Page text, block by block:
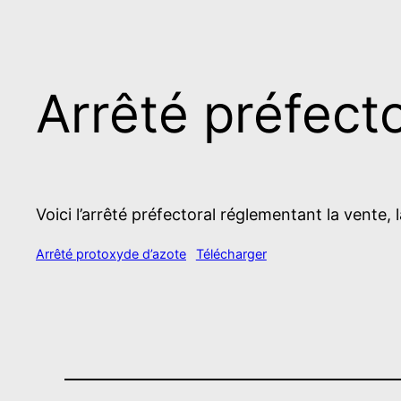
Arrêté
Voici l’arrêté préfectoral réglementant la
Arrêté protoxyde d’azote Télécharger